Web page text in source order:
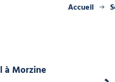
Accueil
à Morzine